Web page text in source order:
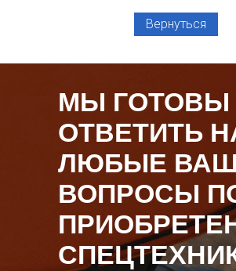
Вернуться
МЫ ГОТОВЫ
ОТВЕТИТЬ
ЛЮБЫЕ
ВОПРОСЫ